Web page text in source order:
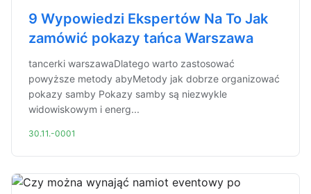
9 Wypowiedzi Ekspertów Na To Jak
zamówić pokazy tańca Warszawa
tancerki warszawaDlatego warto zastosować
powyższe metody abyMetody jak dobrze organizować
pokazy samby Pokazy samby są niezwykle
widowiskowym i energ...
30.11.-0001